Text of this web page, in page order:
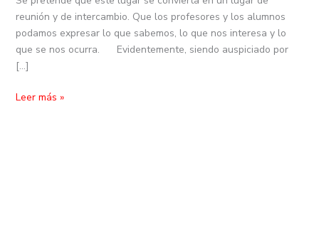
reunión y de intercambio. Que los profesores y los alumnos
podamos expresar lo que sabemos, lo que nos interesa y lo
que se nos ocurra. Evidentemente, siendo auspiciado por
[…]
Leer más »